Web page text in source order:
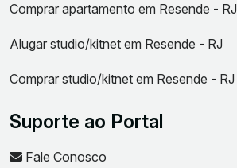
Comprar apartamento em Resende - RJ
Alugar studio/kitnet em Resende - RJ
Comprar studio/kitnet em Resende - RJ
Suporte ao Portal
Fale Conosco